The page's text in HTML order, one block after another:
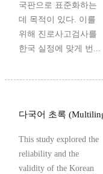
국판으로 표준화하는
데 목적이 있다. 이를
위해 진로사고검사를
한국 실정에 맞게 번...
다국어 초록
This study explored the
reliability and the
validity of the Korean